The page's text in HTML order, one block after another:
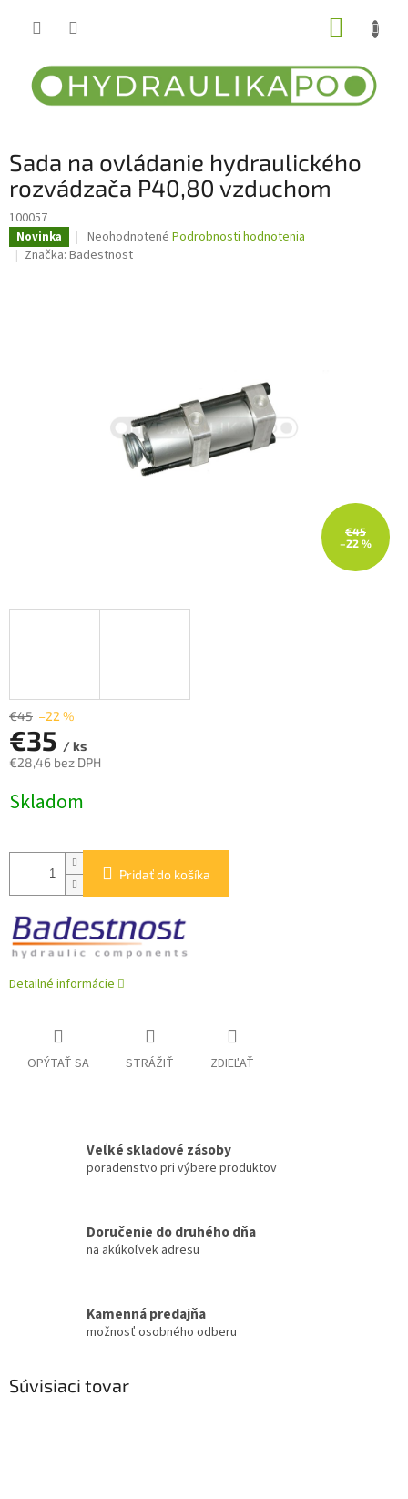
Sada na ovládanie hydraulického
rozvádzača P40,80 vzduchom
100057
Novinka
Priemerné
hodnotenie
Neohodnotené Podrobnosti hodnotenia
Značka: Badestnost
€45
–22 %
€45 –22 %
€35 / ks
€28,46 bez DPH
cena:
Skladom
Pridať do košíka
Detailné informácie
OPÝTAŤ SA STRÁŽIŤ ZDIEĽAŤ
Veľké skladové zásoby
poradenstvo pri výbere produktov
Doručenie do druhého dňa
na akúkoľvek adresu
Kamenná predajňa
možnosť osobného odberu
Súvisiaci tovar